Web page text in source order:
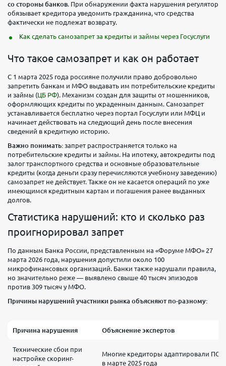
со стороны банков. При обнаружении факта нарушения регулятор
обязывает кредитора уведомить гражданина, что средства
фактически не подлежат возврату.
Как сделать самозапрет за кредиты и займы через Госуслуги
Что такое самозапрет и как он работает
С 1 марта 2025 года россияне получили право добровольно
запретить банкам и МФО выдавать им потребительские кредиты
и займы (ЦБ РФ). Механизм создан для защиты от мошенников,
оформляющих кредиты по украденным данным. Самозапрет
устанавливается бесплатно через портал Госуслуги или МФЦ и
начинает действовать на следующий день после внесения
сведений в кредитную историю.
Важно понимать: запрет распространяется только на
потребительские кредиты и займы. На ипотеку, автокредиты под
залог транспортного средства и основные образовательные
кредиты (когда деньги сразу перечисляются учебному заведению)
самозапрет не действует. Также он не касается операций по уже
имеющимся кредитным картам и погашения ранее выданных
долгов.
Статистика нарушений: кто и сколько раз
проигнорировал запрет
По данным Банка России, представленным на «Форуме МФО» 27
марта 2026 года, нарушения допустили около 100
микрофинансовых организаций. Банки также нарушали правила,
но значительно реже — выявлено свыше 40 тысяч эпизодов
против 309 тысяч у МФО.
Причины нарушений участники рынка объясняют по-разному:
Причина нарушения Объяснение экспертов
Технические сбои при
настройке скоринг-
Многие кредиторы адаптировали ПО
в марте 2025 года